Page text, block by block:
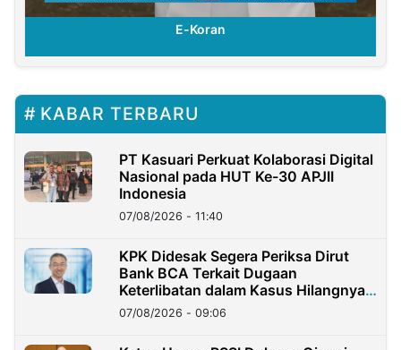
E-Koran
KABAR TERBARU
PT Kasuari Perkuat Kolaborasi Digital
Nasional pada HUT Ke-30 APJII
Indonesia
07/08/2026 - 11:40
KPK Didesak Segera Periksa Dirut
Bank BCA Terkait Dugaan
Keterlibatan dalam Kasus Hilangnya
Dana Nasabah Rp2,58 Miliar
07/08/2026 - 09:06